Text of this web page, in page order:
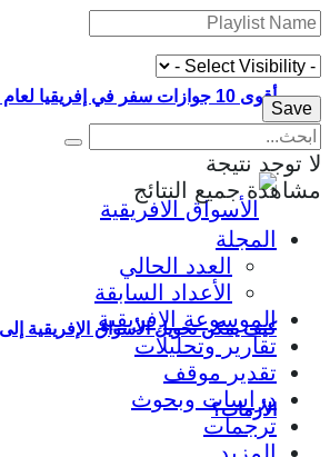
أقوى 10 جوازات سفر في إفريقيا لعام 2026
كيف يمكن تحويل الأسواق الإفريقية
الأزمات؟
لا توجد نتيجة
مشاهدة جميع النتائج
المجلة
العدد الحالي
الأعداد السابقة
الموسوعة الإفريقية
تقارير وتحليلات
تقدير موقف
دراسات وبحوث
ترجمات